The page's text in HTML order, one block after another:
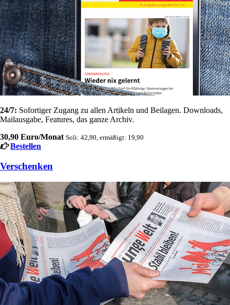
24/7: Sofortiger Zugang zu allen Artikeln und Beilagen. Downloads,
Mailausgabe, Features, das ganze Archiv.
30,90 Euro/Monat Soli: 42,90, ermäßigt: 19,90
Bestellen
Verschenken